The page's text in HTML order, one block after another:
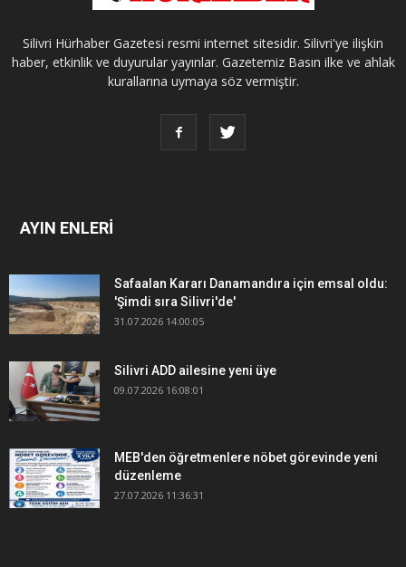
Silivri Hürhaber Gazetesi resmi internet sitesidir. Silivri'ye ilişkin
haber, etkinlik ve duyurular yayınlar. Gazetemiz Basın ilke ve ahlak
kurallarına uymaya söz vermiştir.
AYIN ENLERİ
Safaalan Kararı Danamandıra için emsal oldu:
'Şimdi sıra Silivri'de'
31.07.2026 14:00:05
Silivri ADD ailesine yeni üye
09.07.2026 16:08:01
MEB'den öğretmenlere nöbet görevinde yeni
düzenleme
27.07.2026 11:36:31